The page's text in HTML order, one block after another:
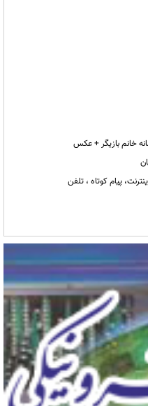
خانم بازیگر + عکس
پیام کوتاه ، تلفن